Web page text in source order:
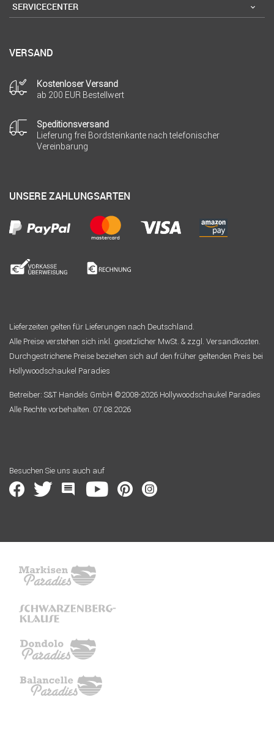
SERVICECENTER
VERSAND
Kostenloser Versand
ab 200 EUR Bestellwert
Speditionsversand
Lieferung frei Bordsteinkante nach telefonischer
Vereinbarung
UNSERE ZAHLUNGSARTEN
Lieferzeiten gelten für Lieferungen nach Deutschland.
Alle Preise verstehen sich inkl. gesetzlicher MwSt. & zzgl. Versandkosten.
Durchgestrichene Preise beziehen sich auf den früher geltenden Preis bei
Hollywoodschaukel Paradies
Betreiber: S&T Handels GmbH ©2008-2026 Hollywoodschaukel Paradies
Alle Rechte vorbehalten. 07.08.2026
Besuchen Sie uns auch auf